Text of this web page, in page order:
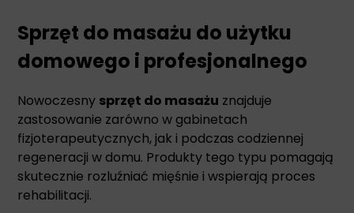
Sprzęt do masażu do użytku
domowego i profesjonalnego
Nowoczesny sprzęt do masażu znajduje
zastosowanie zarówno w gabinetach
fizjoterapeutycznych, jak i podczas codziennej
regeneracji w domu. Produkty tego typu pomagają
skutecznie rozluźniać mięśnie i wspierają proces
rehabilitacji.